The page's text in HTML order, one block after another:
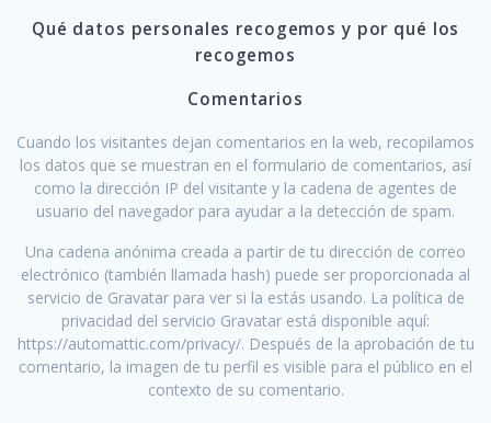
Qué datos personales recogemos y por qué los
recogemos
Comentarios
Cuando los visitantes dejan comentarios en la web, recopilamos
los datos que se muestran en el formulario de comentarios, así
como la dirección IP del visitante y la cadena de agentes de
usuario del navegador para ayudar a la detección de spam.
Una cadena anónima creada a partir de tu dirección de correo
electrónico (también llamada hash) puede ser proporcionada al
servicio de Gravatar para ver si la estás usando. La política de
privacidad del servicio Gravatar está disponible aquí:
https://automattic.com/privacy/. Después de la aprobación de tu
comentario, la imagen de tu perfil es visible para el público en el
contexto de su comentario.